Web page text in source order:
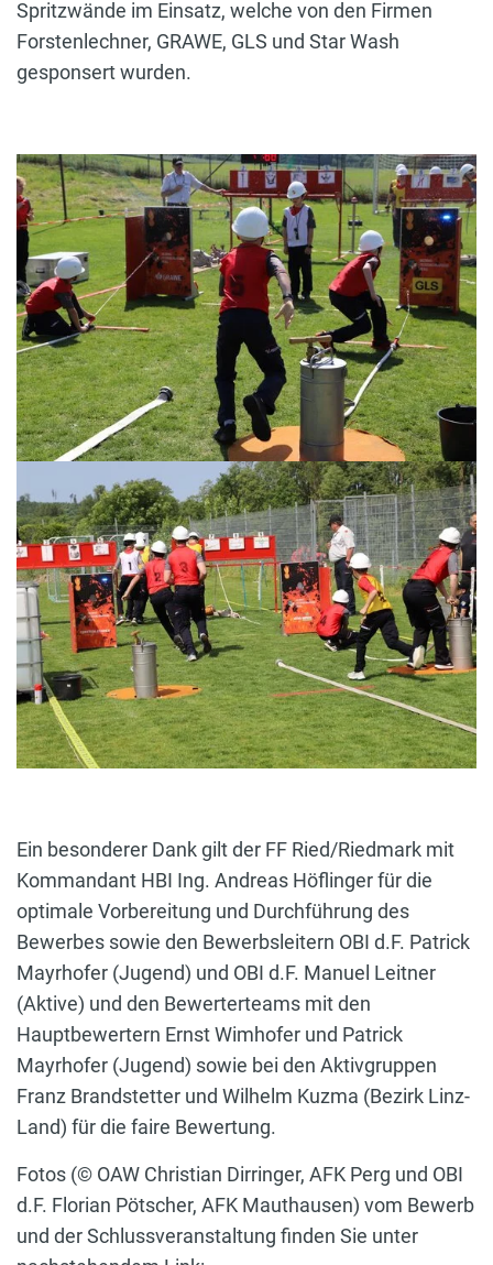
Spritzwände im Einsatz, welche von den Firmen
Forstenlechner, GRAWE, GLS und Star Wash
gesponsert wurden.
Ein besonderer Dank gilt der FF Ried/Riedmark mit
Kommandant HBI Ing. Andreas Höflinger für die
optimale Vorbereitung und Durchführung des
Bewerbes sowie den Bewerbsleitern OBI d.F. Patrick
Mayrhofer (Jugend) und OBI d.F. Manuel Leitner
(Aktive) und den Bewerterteams mit den
Hauptbewertern Ernst Wimhofer und Patrick
Mayrhofer (Jugend) sowie bei den Aktivgruppen
Franz Brandstetter und Wilhelm Kuzma (Bezirk Linz-
Land) für die faire Bewertung.
Fotos (© OAW Christian Dirringer, AFK Perg und OBI
d.F. Florian Pötscher, AFK Mauthausen) vom Bewerb
und der Schlussveranstaltung finden Sie unter